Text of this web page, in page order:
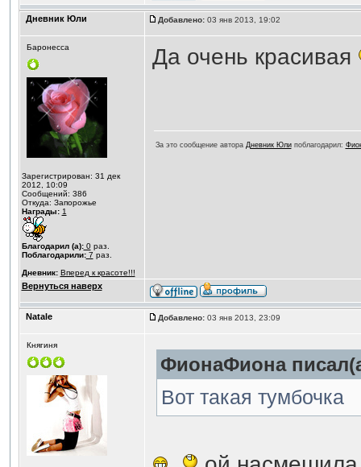
Дневник Юли Добавлено:03 янв 2013, 19:02
Баронесса
Зарегистрирован: 31 дек
2012, 10:09
Сообщений: 386
Откуда: Запорожье
Награды: 1
Благодарил (а):0раз.
Поблагодарили:7 раз.
Дневник: Вперед к красоте!!!
Да очень красивая
За это сообщение автора Дневник Юлипоблагодарил:
Вернуться наверх
Natale Добавлено:03 янв 2013, 23:09
Княгиня
ФионаФиона
Вот такая тумбочка